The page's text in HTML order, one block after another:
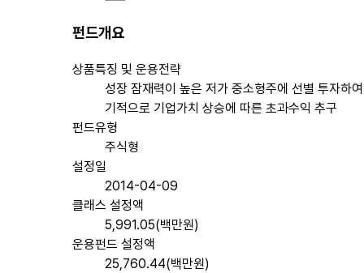
펀드개요
상품특징 및 운용전략
성장 잠재력이 높은 저가 중소형주에 선별 투자하
기적으로 기업가치 상승에 따른 초과수익 추구
펀드유형
주식형
설정일
2014-04-09
클래스 설정액
5,991.05(백만원)
운용펀드 설정액
25,760.44(백만원)